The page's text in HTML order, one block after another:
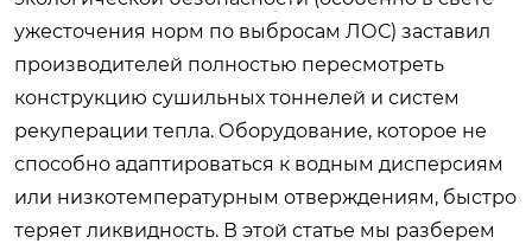
ужесточения норм по выбросам ЛОС) заставил
производителей полностью пересмотреть
конструкцию сушильных тоннелей и систем
рекуперации тепла. Оборудование, которое не
способно адаптироваться к водным дисперсиям
или низкотемпературным отверждениям, быстро
теряет ликвидность. В этой статье мы разберем